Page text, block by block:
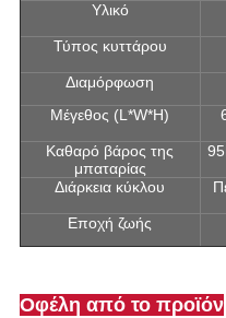
Υλικό
Τύπος κυττάρου
Διαμόρφωση
Μέγεθος (L*W*H)
Καθαρό βάρος της
μπαταρίας
Διάρκεια κύκλου
Εποχή ζωής
Οφέλη από το προϊόν